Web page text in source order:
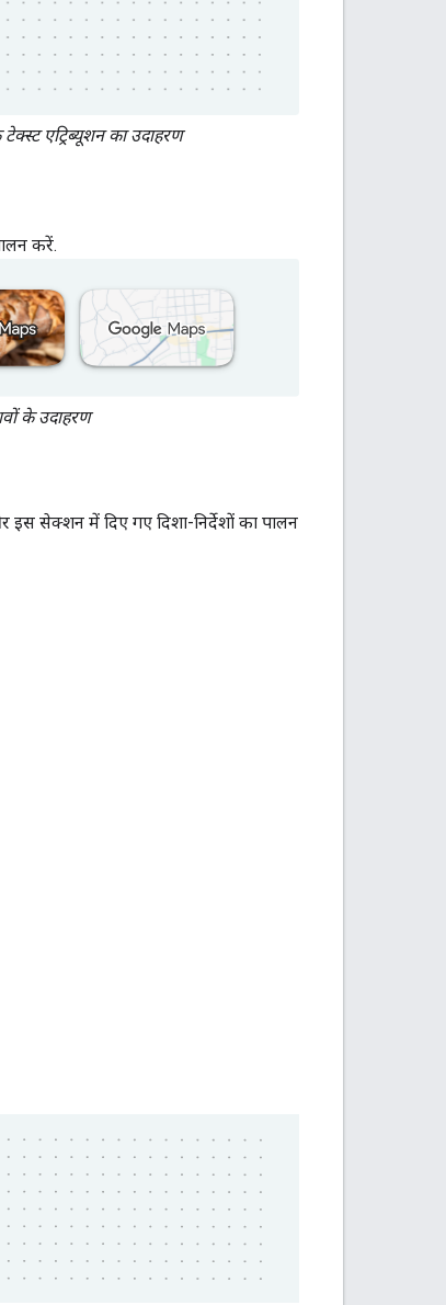
एट्रिब्यूशन का उदाहरण
करें.
के उदाहरण
इस सेक्शन में दिए गए दिशा-निर्देशों का पालन